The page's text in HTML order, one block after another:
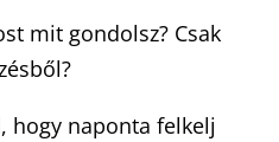
mit gondolsz? Csak
hogy naponta felkelj